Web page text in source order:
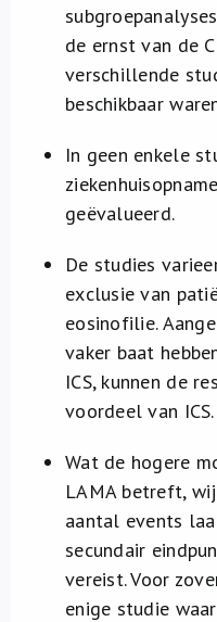
de ernst van de
verschillende
beschikbaar
In geen enkele
geëvalueerd.
De studies
exclusie van
eosinofilie.
vaker baat
ICS, kunnen de
voordeel van ICS.
Wat de hogere
LAMA betreft,
aantal events
secundair
vereist. Voor
enige studie